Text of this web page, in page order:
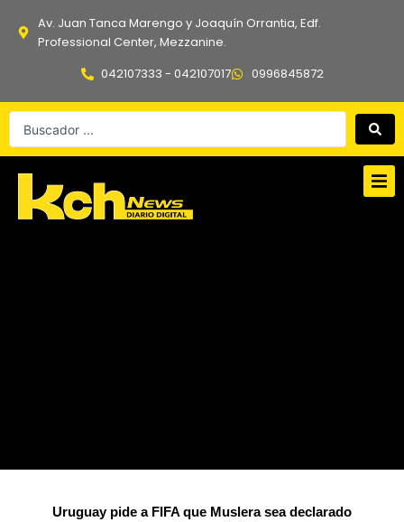
Av. Juan Tanca Marengo y Joaquín Orrantia, Edf.
Professional Center, Mezzanine.
042107333 - 042107017
0996845872
Search
Uruguay pide a FIFA que Muslera sea declarado